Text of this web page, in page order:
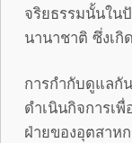
จริยธรรมนั้นใน
นานาชาติ ซึ่งเกิ
การกำกับดูแลกั
ดำเนินกิจการเ
ฝ่ายของอุตสาห